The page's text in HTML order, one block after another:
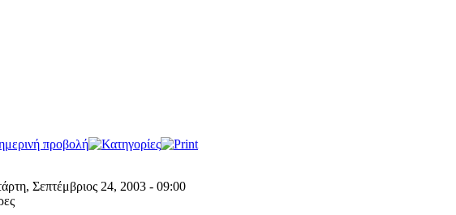
Σεπτέμβριος 24, 2003 - 09:00